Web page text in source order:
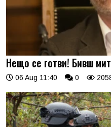
Нещо се готви! Бивш
06 Aug 11:40 0